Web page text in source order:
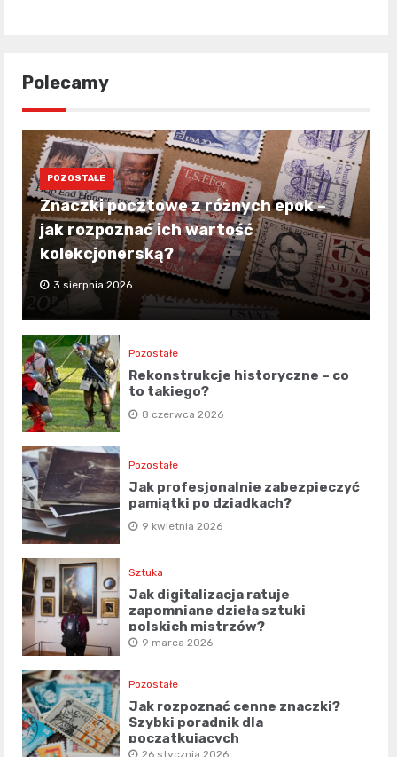
Polecamy
POZOSTAŁE
Znaczki pocztowe z różnych epok –
jak rozpoznać ich wartość
kolekcjonerską?
3 sierpnia 2026
Pozostałe
Rekonstrukcje historyczne – co
to takiego?
8 czerwca 2026
Pozostałe
Jak profesjonalnie zabezpieczyć
pamiątki po dziadkach?
9 kwietnia 2026
Sztuka
Jak digitalizacja ratuje
zapomniane dzieła sztuki
polskich mistrzów?
9 marca 2026
Pozostałe
Jak rozpoznać cenne znaczki?
Szybki poradnik dla
początkujących